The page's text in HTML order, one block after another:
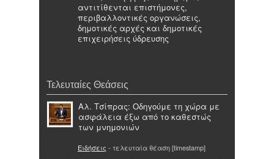
αντιτίθενται επιστήμονες,
περιβαλλοντικές οργανώσεις,
δημοτικές αρχές και δημοτικές
επιχειρήσεις ύδρευσης
Τελευταίες Θεάσεις
Αλ. Τσίπρας: Οδηγούμε τη χώρα με
ασφάλεια έξω από το καθεστώς
των μνημονιών
Ειδήσεις - τελευταία θέαση [timestamp]